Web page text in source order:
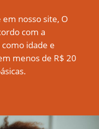
em nosso site, O
com a
idade e
menos de R$ 20